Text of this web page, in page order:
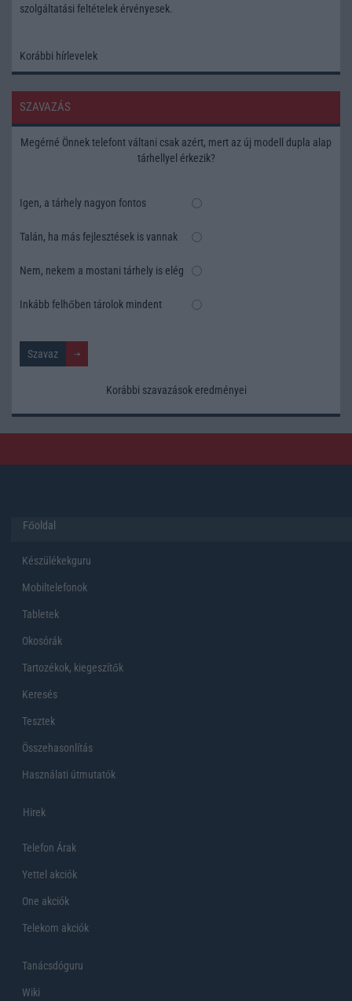
szolgáltatási feltételek érvényesek.
Korábbi hírlevelek
SZAVAZÁS
Megérné Önnek telefont váltani csak azért, mert az új modell dupla alap
tárhellyel érkezik?
Igen, a tárhely nagyon fontos
Talán, ha más fejlesztések is vannak
Nem, nekem a mostani tárhely is elég
Inkább felhőben tárolok mindent
Korábbi szavazások eredményei
Főoldal
Készülékekguru
Mobiltelefonok
Tabletek
Okosórák
Tartozékok, kiegeszítők
Keresés
Tesztek
Összehasonlítás
Használati útmutatók
Hirek
Telefon Árak
Yettel akciók
One akciók
Telekom akciók
Tanácsdóguru
Wiki